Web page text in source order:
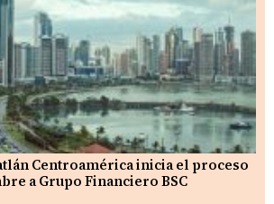
Centroamérica inicia el proceso
a Grupo Financiero BSC